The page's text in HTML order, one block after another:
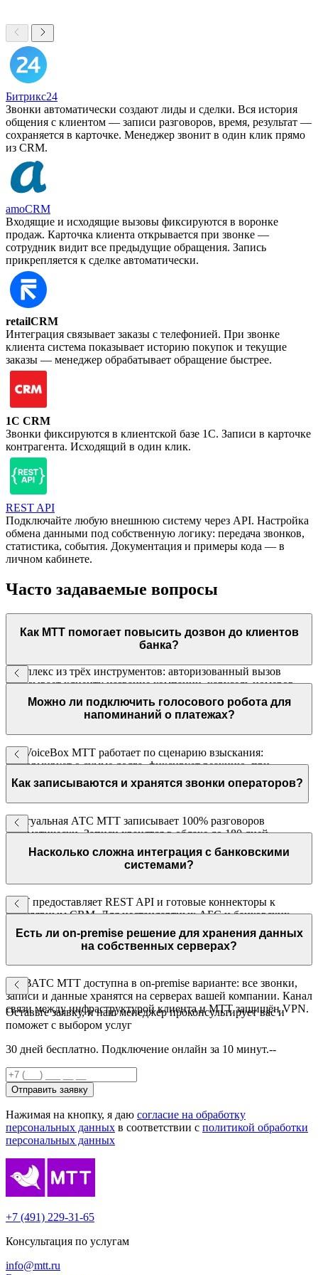
Битрикс24
Звонки автоматически создают лиды и сделки. Вся история
общения с клиентом — записи разговоров, время, результат —
сохраняется в карточке. Менеджер звонит в один клик прямо
из CRM.
amoCRM
Входящие и исходящие вызовы фиксируются в воронке
продаж. Карточка клиента открывается при звонке —
сотрудник видит все предыдущие обращения. Запись
прикрепляется к сделке автоматически.
retailCRM
Интеграция связывает заказы с телефонией. При звонке
клиента система показывает историю покупок и текущие
заказы — менеджер обрабатывает обращение быстрее.
1C CRM
Звонки фиксируются в клиентской базе 1С. Записи в карточке
контрагента. Исходящий в один клик.
REST API
Подключайте любую внешнюю систему через API. Настройка
обмена данными под собственную логику: передача звонков,
статистика, события. Документация и примеры кода — в
личном кабинете.
Часто задаваемые вопросы
Как МТТ помогает повысить дозвон до клиентов
банка?
Комплекс из трёх инструментов: авторизованный вызов
показывает клиенту название компании, карусель номеров
ротирует исходящие номера, детектор автоответчиков
отсеивает роботов. Вместе они поднимают конверсию
исходящих с 4–6% до 10%.
Можно ли подключить голосового робота для
напоминаний о платежах?
Да. VoiceBox МТТ работает по сценарию взыскания:
информирует о сумме долга, фиксирует реакцию, при
необходимости переводит на оператора. Интегрируется с
вашей CRM или АБС по API.
Как записываются и хранятся звонки операторов?
Виртуальная АТС МТТ записывает 100% разговоров
автоматически. Записи хранятся в облаке до 180 дней,
доступны через личный кабинет с привязкой к карточке
клиента в CRM.
Насколько сложна интеграция с банковскими
системами?
МТТ предоставляет REST API и готовые коннекторы к
популярным CRM. Для нестандартных АБС и банковских
платформ доступна интеграция через API — документация с
примерами кода входит в комплект.
Есть ли on-premise решение для хранения данных
на собственных серверах?
Да. ВАТС МТТ доступна в on-premise варианте: все звонки,
записи и данные хранятся на серверах вашей компании. Канал
связи между инфраструктурой клиента и МТТ защищён VPN.
Оставьте заявку, и наш менеджер проконсультирует вас и
поможет с выбором услуг
30 дней бесплатно. Подключение онлайн за 10 минут.--
Отправить заявку
Нажимая на кнопку, я даю согласие на обработку
персональных данных в соответствии с политикой обработки
персональных данных
+7 (491) 229-31-65
Консультация по услугам
info@mtt.ru